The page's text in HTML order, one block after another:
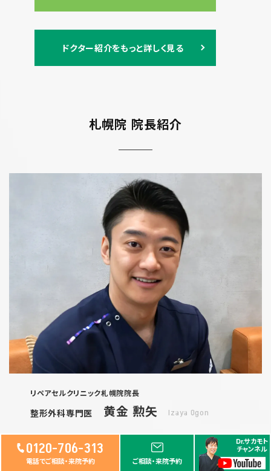
0120-706-313
電話でご相談・来院予約 ご相談・来院予約
Dr.サカモト
チャンネル
ドクター紹介をもっと詳しく見る
札幌院 院長紹介
リペアセルクリニック札幌院院長
整形外科専門医 黄金 勲矢 Izaya Ogon
大学院にて学位を取得後、カリフォルニア大学に留学。その
後、北海道の病院で脊椎脊髄疾患や難治性運動器慢性疼痛